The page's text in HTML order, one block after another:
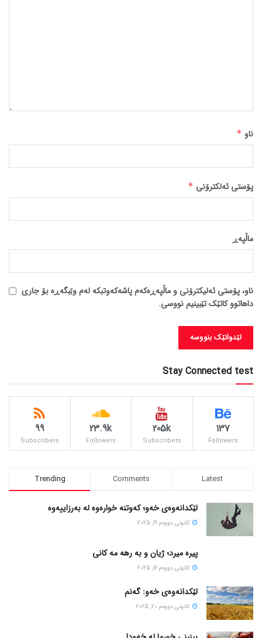
ناو *
پۆستی ئەلکترۆنی *
ماڵپه‌ڕ
ناو، پۆستی ئەلیکترۆنی و ماڵپەڕەکەم پاشەکەوتبکە لەم وێبگەڕە بۆ جاری
داهاتوو کاتێک تێبینیم نووسی.
Stay Connected test
137
Followers
205k
Subscribers
23.9k
Followers
99
Subscribers
Trending Comments Latest
لێکدانەوەی خەو؛ کەوتنە خوارەوە لە بەرزاییەوە
كانونی دووه‌م 19, 2025
پیره میرد؛ ژیان و به رهه مه کانی
كانونی دووه‌م 16, 2025
لێکدانەوەی خەو: گەنم
كانونی دووه‌م 20, 2025